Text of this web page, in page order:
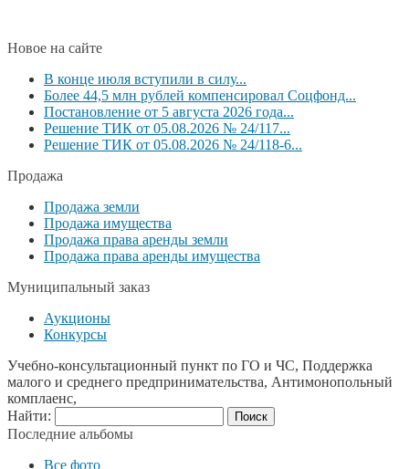
Новое на сайте
В конце июля вступили в силу...
Более 44,5 млн рублей компенсировал Соцфонд...
Постановление от 5 августа 2026 года...
Решение ТИК от 05.08.2026 № 24/117...
Решение ТИК от 05.08.2026 № 24/118-6...
Продажа
Продажа земли
Продажа имущества
Продажа права аренды земли
Продажа права аренды имущества
Муниципальный заказ
Аукционы
Конкурсы
Учебно-консультационный пункт по ГО и ЧС, Поддержка
малого и среднего предпринимательства, Антимонопольный
комплаенс,
Найти:
Последние альбомы
Все фото